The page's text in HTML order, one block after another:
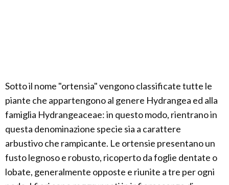
Sotto il nome "ortensia" vengono classificate tutte le
piante che appartengono al genere Hydrangea ed alla
famiglia Hydrangeaceae: in questo modo, rientrano in
questa denominazione specie sia a carattere
arbustivo che rampicante. Le ortensie presentano un
fusto legnoso e robusto, ricoperto da foglie dentate o
lobate, generalmente opposte e riunite a tre per ogni